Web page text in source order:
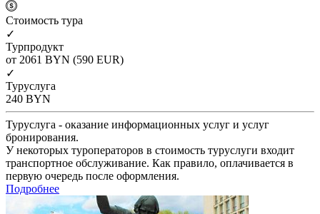
Cтоимость тура
✓
Турпродукт
от 2061 BYN (590 EUR)
✓
Туруслуга
240 BYN
Туруслуга - оказание информационных услуг и услуг
бронирования.
У некоторых туроператоров в стоимость туруслуги входит
транспортное обслуживание. Как правило, оплачивается в
первую очередь после оформления.
Подробнее